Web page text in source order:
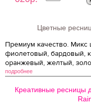
Цветные
Премиум качество. Микс
фиолетовый, бардовый,
оранжевый, желтый,
подробнее
Креативные ресницы